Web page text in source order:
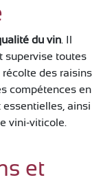
du vin. Il
supervise toutes
des raisins
compétences en
ainsi
vini-viticole.
et